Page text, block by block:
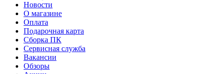
Новости
О магазине
Оплата
Подарочная карта
Сборка ПК
Сервисная служба
Вакансии
Обзоры